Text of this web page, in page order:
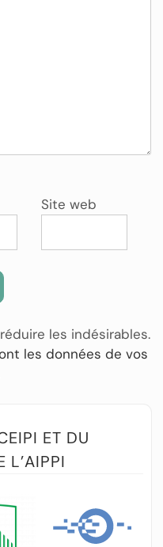
Site web
les indésirables.
les données de vos
ET DU
L’AIPPI